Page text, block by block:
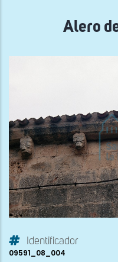
navegación
Alero
Identificador
09591_08_004